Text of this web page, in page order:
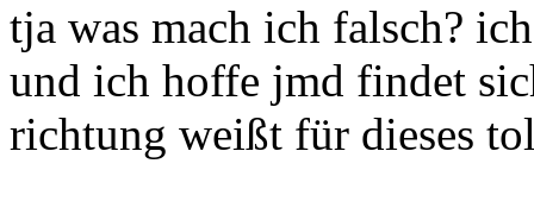
tja was mach ich falsch?
und ich hoffe jmd findet
richtung weißt für dieses